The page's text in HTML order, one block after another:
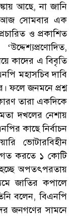
আছে, না জানি
আজ সোমবার এক
ও প্রকাশিত
কাদের এ বিবৃতি
মহাসচিব দাবি
ফলে জনমনে প্রশ্ন
তারা একদিকে
দখলের নেশায়
কাছে নির্বাচন
ভোটারবিহীন
করতে ১ কোটি
অপতৎপরতায়
জাতির কপালে
বলেন, বিএনপি
জনগণের সামনে